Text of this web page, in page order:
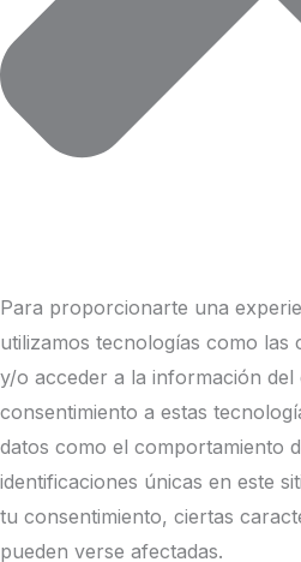
Para proporcionarte una
utilizamos tecnologías como las
y/o acceder a la información del
consentimiento a estas
datos como el comportamiento
identificaciones únicas en este
tu consentimiento, ciertas
pueden verse afectadas.